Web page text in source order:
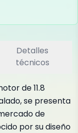
Detalles
técnicos
de 11.8
se presenta
de
por su diseño